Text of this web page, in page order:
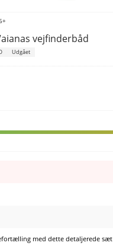
vejfinderbåd
Udgået
med dette detaljerede sæt